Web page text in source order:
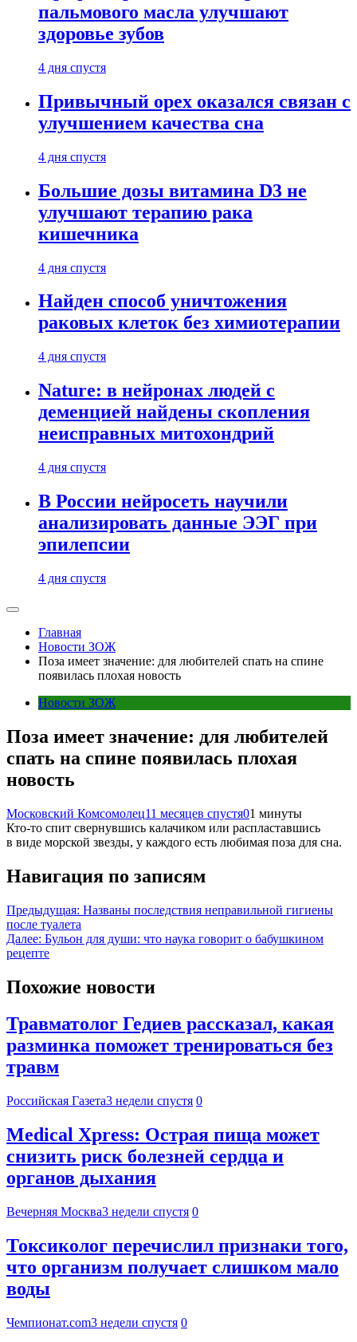
пальмового масла улучшают
здоровье зубов
4 дня спустя
Привычный орех оказался связан с
улучшением качества сна
4 дня спустя
Большие дозы витамина D3 не
улучшают терапию рака
кишечника
4 дня спустя
Найден способ уничтожения
раковых клеток без химиотерапии
4 дня спустя
Nature: в нейронах людей с
деменцией найдены скопления
неисправных митохондрий
4 дня спустя
В России нейросеть научили
анализировать данные ЭЭГ при
эпилепсии
4 дня спустя
Главная
Новости ЗОЖ
Поза имеет значение: для любителей спать на спине
появилась плохая новость
Новости ЗОЖ
Поза имеет значение: для любителей
спать на спине появилась плохая
новость
Московский Комсомолец11 месяцев спустя01 минуты
Кто-то спит свернувшись калачиком или распластавшись
в виде морской звезды, у каждого есть любимая поза для сна.
Навигация по записям
Предыдущая: Названы последствия неправильной гигиены
после туалета
Далее: Бульон для души: что наука говорит о бабушкином
рецепте
Похожие новости
Травматолог Гедиев рассказал, какая
разминка поможет тренироваться без
травм
Российская Газета3 недели спустя 0
Medical Xpress: Острая пища может
снизить риск болезней сердца и
органов дыхания
Вечерняя Москва3 недели спустя 0
Токсиколог перечислил признаки того,
что организм получает слишком мало
воды
Чемпионат.com3 недели спустя 0